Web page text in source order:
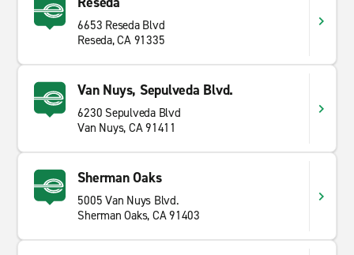
6653 Reseda Blvd
Reseda, CA 91335
Van Nuys, Sepulveda Blvd.
6230 Sepulveda Blvd
Van Nuys, CA 91411
Sherman Oaks
5005 Van Nuys Blvd.
Sherman Oaks, CA 91403